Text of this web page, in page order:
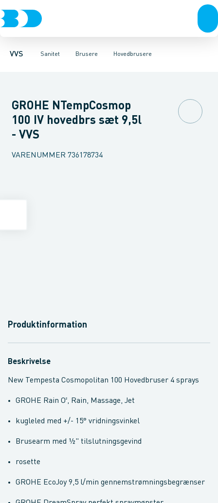
VVS Sanitet
Rør & fittingsPressfittings & rørKuglehaner & ventiler
Brusere
Toiletter, sæder og cisterner VaskeArmaturer
Hovedbrusere
HåndbrusereBruseslanger BrusesætBrusestænger
GROHE NTempCosmop
100 IV hovedbrs sæt 9,5l
- VVS
VARENUMMER 736178734
Produktinformation
Beskrivelse
New Tempesta Cosmopolitan 100 Hovedbruser 4 sprays
GROHE Rain O², Rain, Massage, Jet
kugleled med +/- 15° vridningsvinkel
Brusearm med ½" tilslutningsgevind
rosette
GROHE EcoJoy 9,5 l/min gennemstrømningsbegrænser